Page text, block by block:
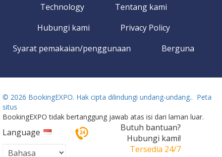
Technology
Tentang kami
Hubungi kami
Privacy Policy
Syarat pemakaian/penggunaan
Berguna
© 2026 BookingEXPO. Hak cipta dilindungi undang-undang.. Peta
situs
BookingEXPO tidak bertanggung jawab atas isi dari laman luar.
Language
Butuh bantuan?
Hubungi kami!
Tersedia 24/7